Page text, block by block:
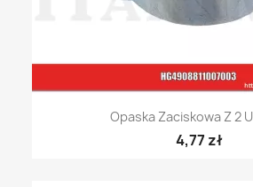
Opaska Zaciskowa Z 2
4,77 zł